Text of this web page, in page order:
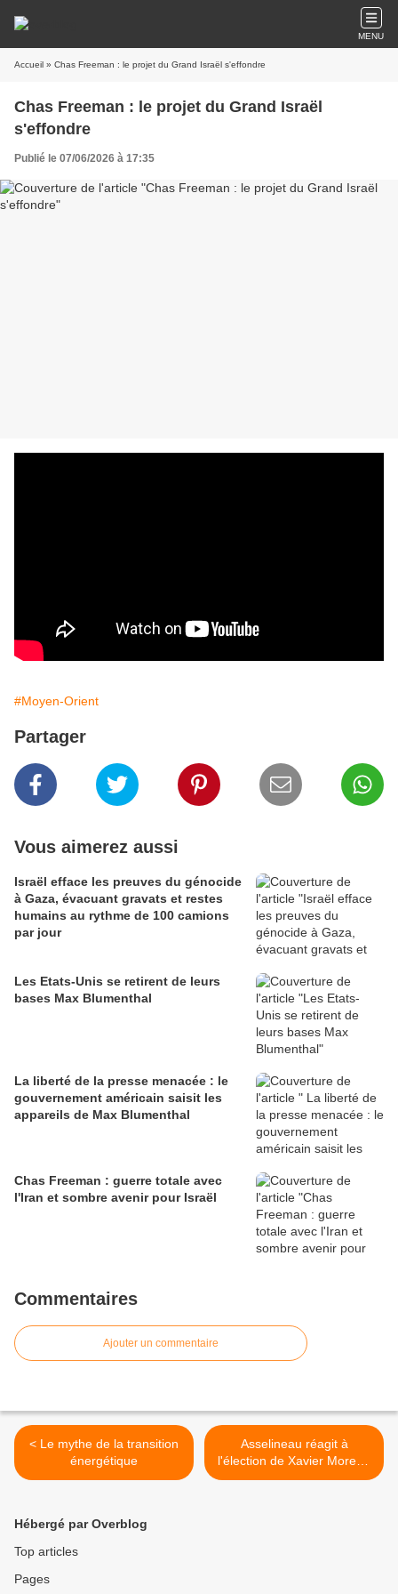
MENU
Accueil » Chas Freeman : le projet du Grand Israël s'effondre
Chas Freeman : le projet du Grand Israël
s'effondre
Publié le 07/06/2026 à 17:35
#Moyen-Orient
Partager
Vous aimerez aussi
Israël efface les preuves du génocide
à Gaza, évacuant gravats et restes
humains au rythme de 100 camions
par jour
Les Etats-Unis se retirent de leurs
bases Max Blumenthal
La liberté de la presse menacée : le
gouvernement américain saisit les
appareils de Max Blumenthal
Chas Freeman : guerre totale avec
l'Iran et sombre avenir pour Israël
Commentaires
Ajouter un commentaire
< Le mythe de la transition
énergétique
Asselineau réagit à
l'élection de Xavier Moreau
>
Hébergé par Overblog
Top articles
Pages